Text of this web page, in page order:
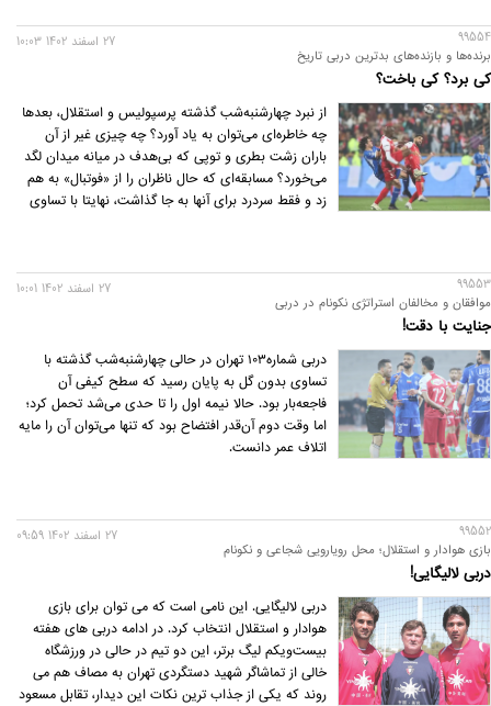
ترکیب همه متوجه شدند فرشاد فرجی و علی نعمتی زوج
اصلی خط دفاعی هستند.
99554
برنده‌ها و بازنده‌های بدترین دربی تاریخ
کی برد؟ کی باخت؟
27 اسفند 1402 10:03
از نبرد چهارشنبه‌شب گذشته پرسپولیس و استقلال، بعدها
چه خاطره‌ای می‌توان به یاد آورد؟ چه چیزی غیر از آن
باران زشت بطری و توپی که بی‌هدف در میانه میدان لگد
می‌خورد؟ مسابقه‌ای که حال ناظران را از «فوتبال» به هم
زد و فقط سردرد برای آنها به جا گذاشت، نهایتا با تساوی
به‌صورت گذرا این فهرست برنده‌ها و بازنده‌ها را مرور کرد.
99553
موافقان و مخالفان استراتژی نکونام در دربی
جنایت با دقت!
27 اسفند 1402 10:01
دربی شماره۱۰۳ تهران در حالی چهارشنبه‌شب گذشته با
تساوی بدون گل به پایان رسید که سطح کیفی آن
فاجعه‌بار بود. حالا نیمه اول را تا حدی می‌شد تحمل کرد؛
اما وقت دوم آن‌قدر افتضاح بود که تنها می‌توان آن را مایه
اتلاف عمر دانست.
99552
بازی هوادار و استقلال؛ محل رویارویی شجاعی و نکونام
دربی لالیگایی!
27 اسفند 1402 09:59
دربی لالیگایی. این نامی است که می توان برای بازی
هوادار و استقلال انتخاب کرد. در ادامه دربی های هفته
بیست‌ویکم لیگ برتر، این دو تیم در حالی در ورزشگاه
خالی از تماشاگر شهید دستگردی تهران به مصاف هم می
روند که یکی از جذاب ترین نکات این دیدار، تقابل مسعود